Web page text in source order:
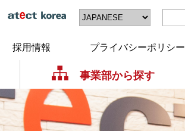
採用情報 プライバシーポリシー
事業部から探す